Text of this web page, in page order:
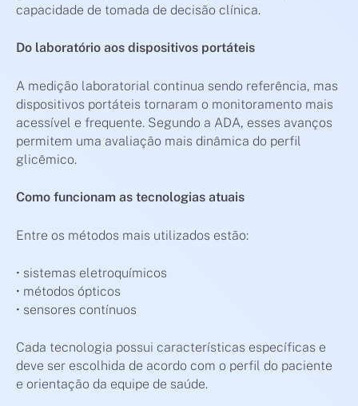
capacidade de tomada de decisão clínica.
Do laboratório aos dispositivos portáteis
A medição laboratorial continua sendo referência, mas
dispositivos portáteis tornaram o monitoramento mais
acessível e frequente. Segundo a ADA, esses avanços
permitem uma avaliação mais dinâmica do perfil
glicêmico.
Como funcionam as tecnologias atuais
Entre os métodos mais utilizados estão:
• sistemas eletroquímicos
• métodos ópticos
• sensores contínuos
Cada tecnologia possui características específicas e
deve ser escolhida de acordo com o perfil do paciente
e orientação da equipe de saúde.